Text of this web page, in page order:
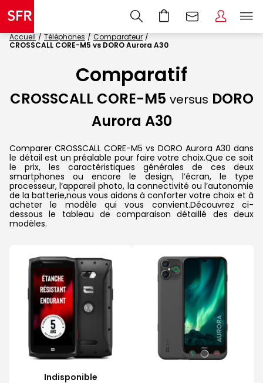
Accueil Téléphones
Comparateur
CROSSCALL CORE-M5 vs DORO Aurora A30
Comparatif
CROSSCALL CORE-M5 versus DORO
Aurora A30
Comparer CROSSCALL CORE-M5 vs DORO Aurora A30 dans
le détail est un préalable pour faire votre choix.Que ce soit
le prix, les caractéristiques générales de ces deux
smartphones ou encore le design, l’écran, le type
processeur, l’appareil photo, la connectivité ou l’autonomie
de la batterie,nous vous aidons à conforter votre choix et à
acheter le modèle qui vous convient.Découvrez ci-
dessous le tableau de comparaison détaillé des deux
modèles.
Indisponible